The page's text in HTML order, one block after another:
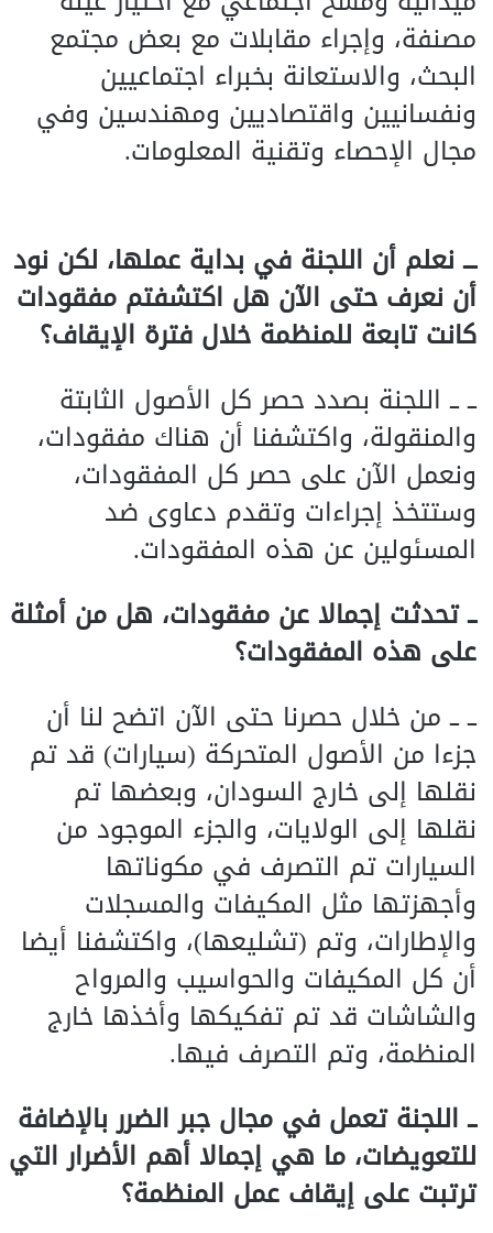
مصنفة، وإجراء مقابلات مع بعض مجتمع
البحث، والاستعانة بخبراء اجتماعيين
ونفسانيين واقتصاديين ومهندسين وفي
مجال الإحصاء وتقنية المعلومات.
ـــ نعلم أن اللجنة في بداية عملها، لكن نود
أن نعرف حتى الآن هل اكتشفتم مفقودات
كانت تابعة للمنظمة خلال فترة الإيقاف؟
ــ ــ اللجنة بصدد حصر كل الأصول الثابتة
والمنقولة، واكتشفنا أن هناك مفقودات،
ونعمل الآن على حصر كل المفقودات،
وستتخذ إجراءات وتقدم دعاوى ضد
المسئولين عن هذه المفقودات.
ــ تحدثت إجمالا عن مفقودات، هل من أمثلة
على هذه المفقودات؟
ــ ــ من خلال حصرنا حتى الآن اتضح لنا أن
جزءا من الأصول المتحركة (سيارات) قد تم
نقلها إلى خارج السودان، وبعضها تم
نقلها إلى الولايات، والجزء الموجود من
السيارات تم التصرف في مكوناتها
وأجهزتها مثل المكيفات والمسجلات
والإطارات، وتم (تشليعها)، واكتشفنا أيضا
أن كل المكيفات والحواسيب والمرواح
والشاشات قد تم تفكيكها وأخذها خارج
المنظمة، وتم التصرف فيها.
ــ اللجنة تعمل في مجال جبر الضرر بالإضافة
للتعويضات، ما هي إجمالا أهم الأضرار التي
ترتبت على إيقاف عمل المنظمة؟